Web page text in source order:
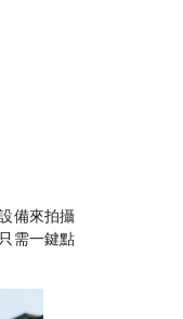
備來拍攝
需一鍵點